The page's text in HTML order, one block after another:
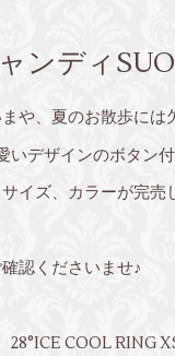
ンディ
や、夏のお散歩には
いデザインのボタン
イズ、カラーが完売
認くださいませ♪
28°ICE COOL RING